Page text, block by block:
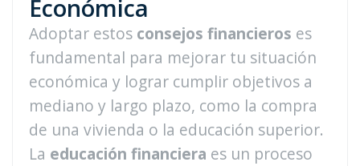
Económica
Adoptar estos consejos financieros es
fundamental para mejorar tu situación
económica y lograr cumplir objetivos a
mediano y largo plazo, como la compra
de una vivienda o la educación superior.
La educación financiera es un proceso